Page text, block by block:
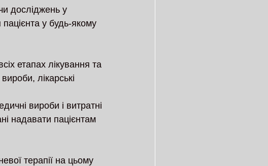
досліджень у
у будь-якому
етапах лікування та
лікарські
вироби і витратні
надавати пацієнтам
терапії на цьому